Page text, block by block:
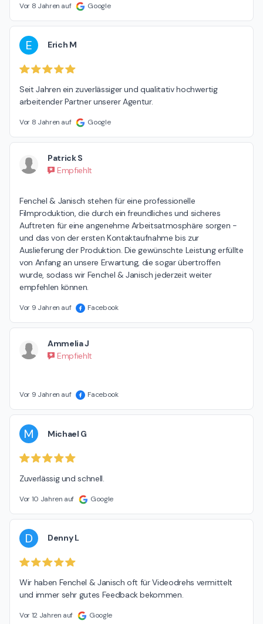
Vor 8 Jahren auf Google
E Erich M
Seit Jahren ein zuverlässiger und qualitativ hochwertig
arbeitender Partner unserer Agentur.
Vor 8 Jahren auf Google
Patrick S
Empfiehlt
Fenchel & Janisch stehen für eine professionelle
Filmproduktion, die durch ein freundliches und sicheres
Auftreten für eine angenehme Arbeitsatmosphäre sorgen -
und das von der ersten Kontaktaufnahme bis zur
Auslieferung der Produktion. Die gewünschte Leistung erfüllte
von Anfang an unsere Erwartung, die sogar übertroffen
wurde, sodass wir Fenchel & Janisch jederzeit weiter
empfehlen können.
Vor 9 Jahren auf Facebook
Ammelia J
Empfiehlt
Vor 9 Jahren auf Facebook
M Michael G
Zuverlässig und schnell.
Vor 10 Jahren auf Google
D Denny L
Wir haben Fenchel & Janisch oft für Videodrehs vermittelt
und immer sehr gutes Feedback bekommen.
Vor 12 Jahren auf Google